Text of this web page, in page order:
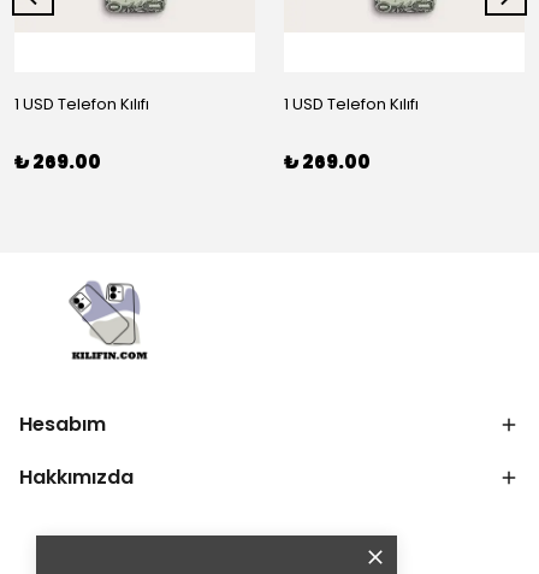
1 USD Telefon Kılıfı
₺ 269.00
1 USD Telefon Kılıfı
₺ 269.00
Hesabım
Hakkımızda